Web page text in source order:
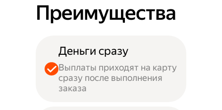
Преимущества
Деньги сразу
Выплаты приходят на карту
сразу после выполнения
заказа